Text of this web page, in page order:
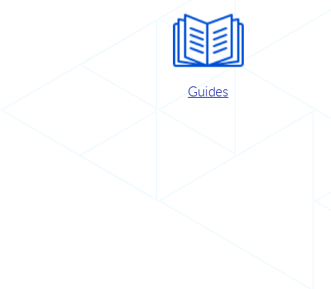
Guides